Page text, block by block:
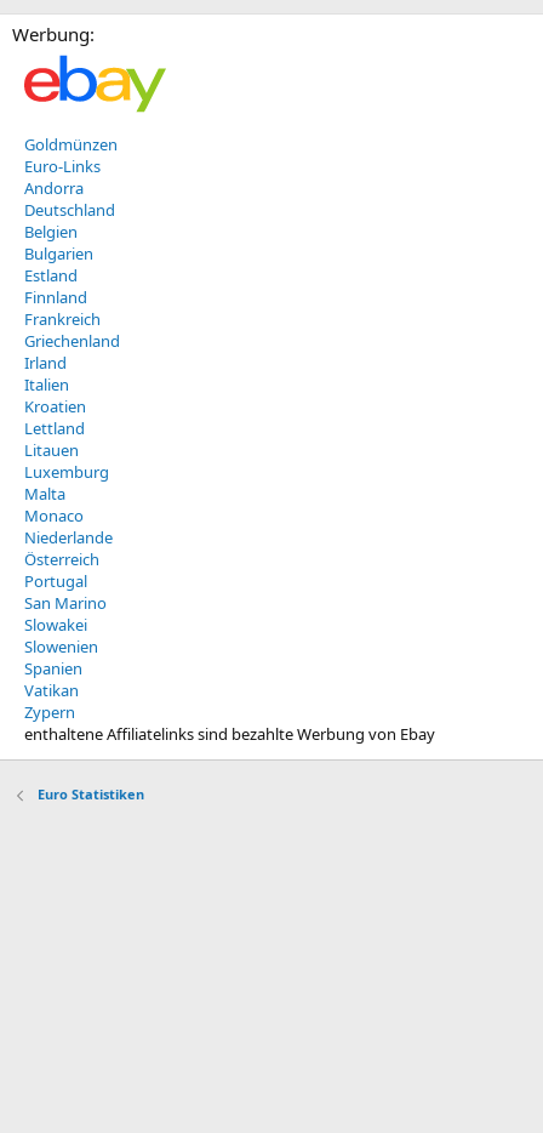
Werbung:
Goldmünzen
Euro-Links
Andorra
Deutschland
Belgien
Bulgarien
Estland
Finnland
Frankreich
Griechenland
Irland
Italien
Kroatien
Lettland
Litauen
Luxemburg
Malta
Monaco
Niederlande
Österreich
Portugal
San Marino
Slowakei
Slowenien
Spanien
Vatikan
Zypern
enthaltene Affiliatelinks sind bezahlte Werbung von Ebay
Euro Statistiken